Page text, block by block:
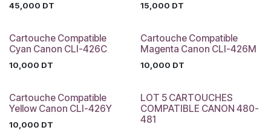
45,000 DT 15,000 DT
Cartouche Compatible
Cyan Canon CLI-426C
10,000 DT
Cartouche Compatible
Magenta Canon CLI-426M
10,000 DT
Cartouche Compatible
Yellow Canon CLI-426Y
10,000 DT
LOT 5 CARTOUCHES
COMPATIBLE CANON 480-
481